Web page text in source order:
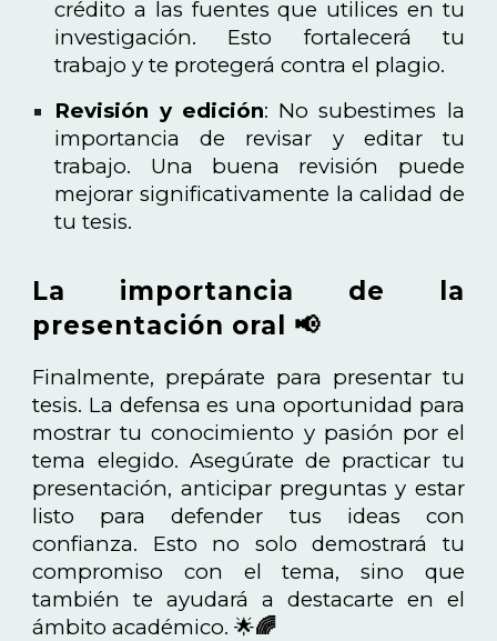
crédito a las fuentes que utilices en tu
investigación. Esto fortalecerá tu
trabajo y te protegerá contra el plagio.
Revisión y edición: No subestimes la
importancia de revisar y editar tu
trabajo. Una buena revisión puede
mejorar significativamente la calidad de
tu tesis.
La importancia de la
presentación oral 📢
Finalmente, prepárate para presentar tu
tesis. La defensa es una oportunidad para
mostrar tu conocimiento y pasión por el
tema elegido. Asegúrate de practicar tu
presentación, anticipar preguntas y estar
listo para defender tus ideas con
confianza. Esto no solo demostrará tu
compromiso con el tema, sino que
también te ayudará a destacarte en el
ámbito académico. 🌟🌈